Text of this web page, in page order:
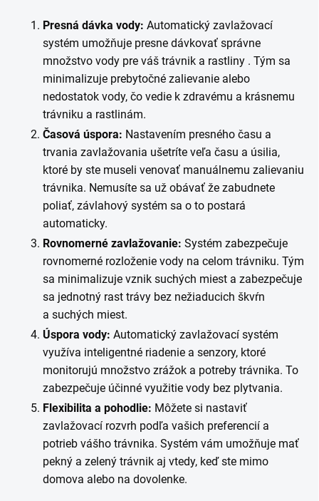
Presná dávka vody: Automatický zavlažovací
systém umožňuje presne dávkovať správne
množstvo vody pre váš trávnik a rastliny . Tým sa
minimalizuje prebytočné zalievanie alebo
nedostatok vody, čo vedie k zdravému a krásnemu
trávniku a rastlinám.
Časová úspora: Nastavením presného času a
trvania zavlažovania ušetríte veľa času a úsilia,
ktoré by ste museli venovať manuálnemu zalievaniu
trávnika. Nemusíte sa už obávať že zabudnete
poliať, závlahový systém sa o to postará
automaticky.
Rovnomerné zavlažovanie: Systém zabezpečuje
rovnomerné rozloženie vody na celom trávniku. Tým
sa minimalizuje vznik suchých miest a zabezpečuje
sa jednotný rast trávy bez nežiaducich škvŕn
a suchých miest.
Úspora vody: Automatický zavlažovací systém
využíva inteligentné riadenie a senzory, ktoré
monitorujú množstvo zrážok a potreby trávnika. To
zabezpečuje účinné využitie vody bez plytvania.
Flexibilita a pohodlie: Môžete si nastaviť
zavlažovací rozvrh podľa vašich preferencií a
potrieb vášho trávnika. Systém vám umožňuje mať
pekný a zelený trávnik aj vtedy, keď ste mimo
domova alebo na dovolenke.